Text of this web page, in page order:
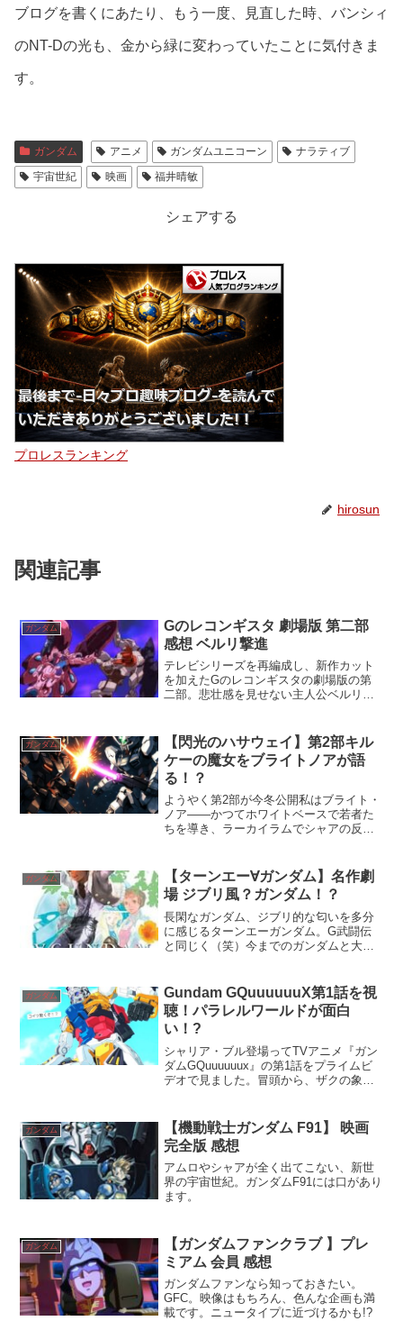
ブログを書くにあたり、もう一度、見直した時、バンシィ
のNT-Dの光も、金から緑に変わっていたことに気付きま
す。
ガンダム アニメ ガンダムユニコーン
ナラティブ
宇宙世紀
映画 福井晴敏
シェアする
プロレスランキング
hirosun
関連記事
ガンダム
Gのレコンギスタ 劇場版 第二部
感想 ベルリ撃進
テレビシリーズを再編成し、新作カット
を加えたGのレコンギスタの劇場版の第
二部。悲壮感を見せない主人公ベルリ
ガンダム
【閃光のハサウェイ】第2部キル
ケーの魔女をブライトノアが語
る！？
ようやく第2部が今冬公開私はブライト・
ノア――かつてホワイトベースで若者た
ちを導き、ラーカイラムでシャアの反乱
物語を見守ることになるとは思わなかっ
た。2021年に公開さ...
ガンダム
【ターンエー∀ガンダム】名作劇
場 ジブリ風？ガンダム！？
長閑なガンダム、ジブリ的な匂いを多分
に感じるターンエーガンダム。G武闘伝
と同じく（笑）今までのガンダムと大き
ガンダム
Gundam GQuuuuuuX第1話を視
聴！パラレルワールドが面白
い！?
シャリア・ブル登場ってTVアニメ『ガン
ダムGQuuuuuux』の第1話をプライムビ
デオで見ました。冒頭から、ザクの象徴
ム』（いわゆる“ファーストガンダム”）を
愛するファ...
ガンダム
【機動戦士ガンダム F91】 映画
完全版 感想
アムロやシャアが全く出てこない、新世
界の宇宙世紀。ガンダムF91には口があり
ます。
ガンダム
【ガンダムファンクラブ 】プレ
ミアム 会員 感想
ガンダムファンなら知っておきたい。
GFC。映像はもちろん、色んな企画も満
載です。ニュータイプに近づけるかも!?